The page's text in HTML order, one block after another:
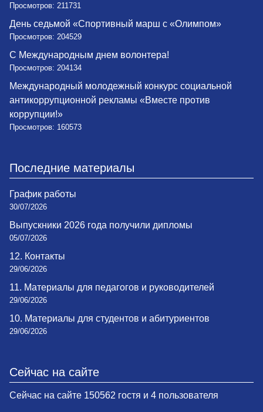
Просмотров: 211731
День седьмой «Спортивный марш с «Олимпом»
Просмотров: 204529
С Международным днем волонтера!
Просмотров: 204134
Международный молодежный конкурс социальной
антикоррупционной рекламы «Вместе против
коррупции!»
Просмотров: 160573
Последние материалы
График работы
30/07/2026
Выпускники 2026 года получили дипломы
05/07/2026
12. Контакты
29/06/2026
11. Материалы для педагогов и руководителей
29/06/2026
10. Материалы для студентов и абитуриентов
29/06/2026
Сейчас на сайте
Сейчас на сайте 150562 гостя и 4 пользователя